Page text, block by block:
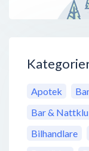
Apotek
Bar &
Bilhandlare